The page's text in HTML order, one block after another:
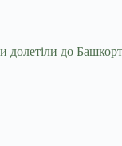
до